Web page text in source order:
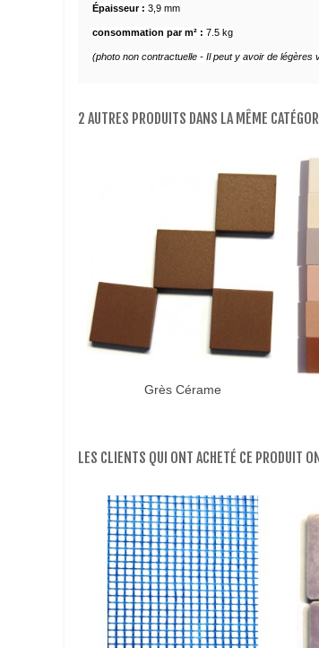
Épaisseur : 3,9 mm
consommation par m² : 7.5 kg
(photo non contractuelle - Il peut y avoir de
2 AUTRES PRODUITS DANS LA MÊME
Grès Cérame
LES CLIENTS QUI ONT ACHETÉ CE PRODUIT